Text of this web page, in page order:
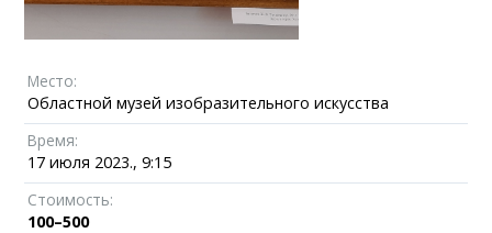
Место:
Областной музей изобразительного искусства
Время:
17 июля 2023., 9:15
Стоимость:
100–500